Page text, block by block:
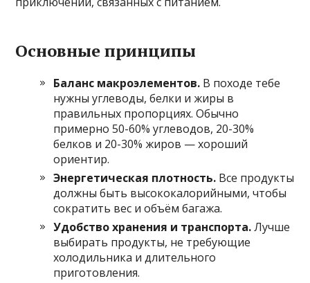
Основные принципы
Баланс макроэлементов. В походе тебе
нужны углеводы, белки и жиры в
правильных пропорциях. Обычно
примерно 50-60% углеводов, 20-30%
белков и 20-30% жиров — хороший
ориентир.
Энергетическая плотность. Все продукты
должны быть высококалорийными, чтобы
сократить вес и объём багажа.
Удобство хранения и транспорта.Лучше
выбирать продукты, не требующие
холодильника и длительного
приготовления.